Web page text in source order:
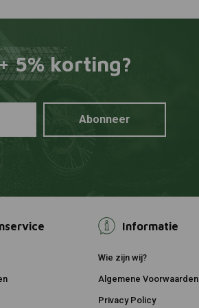
5% korting?
Abonneer
Informatie
Wie zijn wij?
Algemene Voorwaarden
Privacy Policy